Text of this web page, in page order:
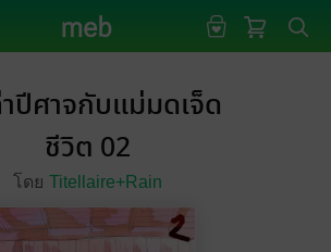
ปีศาจกับแม่มดเจ็ด
ชีวิต 02
โดย Titellaire+Rain